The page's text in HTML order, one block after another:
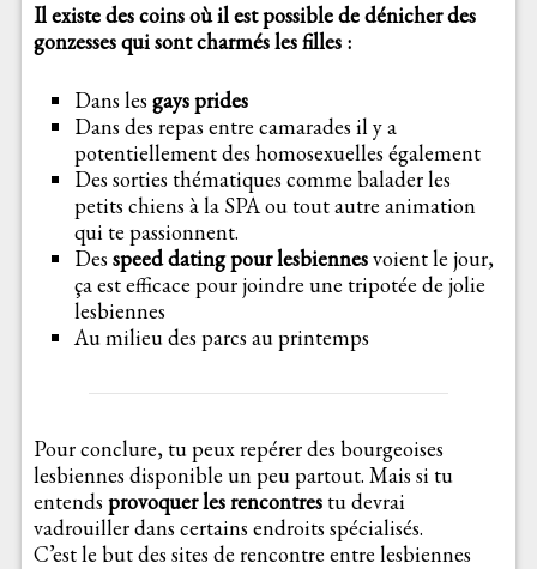
Il existe des coins où il est possible de dénicher des
gonzesses qui sont charmés les filles :
Dans les gays prides
Dans des repas entre camarades il y a
potentiellement des homosexuelles également
Des sorties thématiques comme balader les
petits chiens à la SPA ou tout autre animation
qui te passionnent.
Des speed dating pour lesbiennesvoient le jour,
ça est efficace pour joindre une tripotée de jolie
lesbiennes
Au milieu des parcs au printemps
Pour conclure, tu peux repérer des bourgeoises
lesbiennes disponible un peu partout. Mais si tu
entends provoquer les rencontrestu devrai
vadrouiller dans certains endroits spécialisés.
C’est le but des sites de rencontre entre lesbiennes